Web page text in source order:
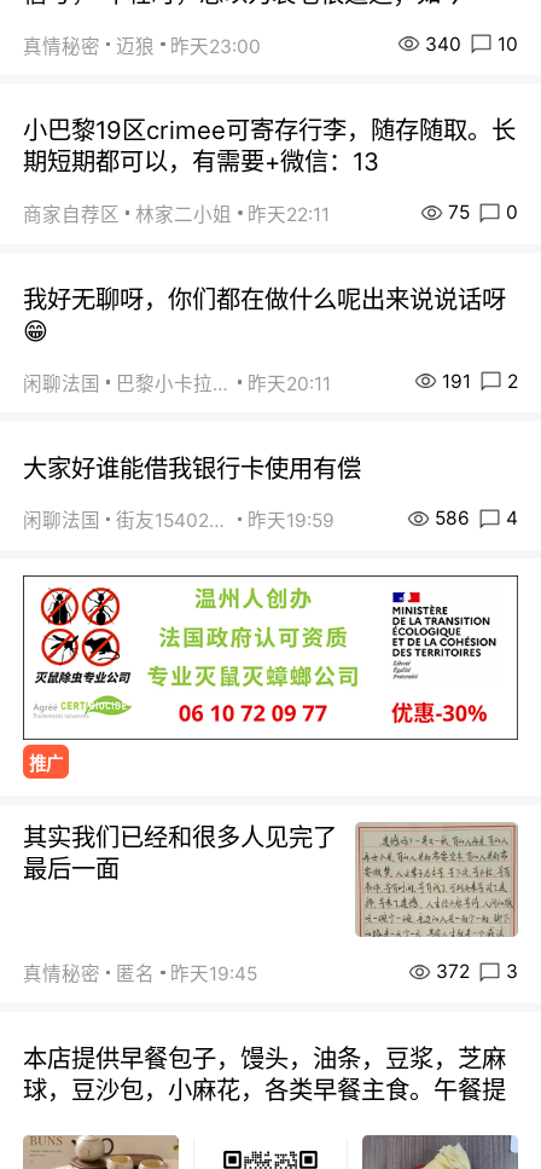
真情秘密 迈狼 昨天23:00 340 10
小巴黎19区crimee可寄存行李，随存随取。长
期短期都可以，有需要+微信：13
商家自荐区 林家二小姐 昨天22:11 75 0
我好无聊呀，你们都在做什么呢出来说说话呀
😁
闲聊法国 巴黎小卡拉咪 昨天20:11 191 2
大家好谁能借我银行卡使用有偿
闲聊法国 街友15402223 昨天19:59 586 4
推广
其实我们已经和很多人见完了
最后一面
真情秘密 匿名 昨天19:45 372 3
本店提供早餐包子，馒头，油条，豆浆，芝麻
球，豆沙包，小麻花，各类早餐主食。午餐提